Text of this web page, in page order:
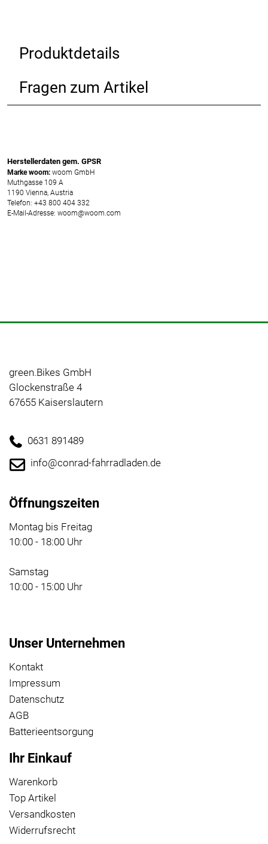
Produktdetails
Fragen zum Artikel
Herstellerdaten gem. GPSR
Marke woom: woom GmbH
Muthgasse 109 A
1190 Vienna, Austria
Telefon: +43 800 404 332
E-Mail-Adresse: woom@woom.com
green.Bikes GmbH
Glockenstraße 4
67655 Kaiserslautern
0631 891489
info@conrad-fahrradladen.de
Öffnungszeiten
Montag bis Freitag
10:00 - 18:00 Uhr
Samstag
10:00 - 15:00 Uhr
Unser Unternehmen
Kontakt
Impressum
Datenschutz
AGB
Batterieentsorgung
Ihr Einkauf
Warenkorb
Top Artikel
Versandkosten
Widerrufsrecht